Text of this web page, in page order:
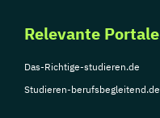
Relevante Portale
Das-Richtige-studieren.de
Studieren-berufsbegleitend.de